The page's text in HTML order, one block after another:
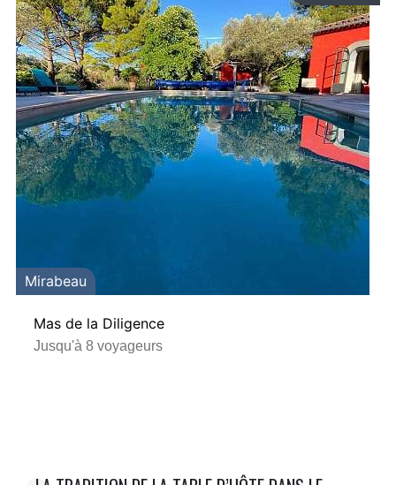
Mirabeau
Mas de la Diligence
Jusqu'à 8 voyageurs